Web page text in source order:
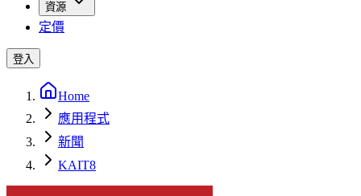
資源
定價
登入
Home
應用程式
新聞
KAIT8